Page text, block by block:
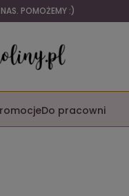
POMOŻEMY :)
Do pracowni